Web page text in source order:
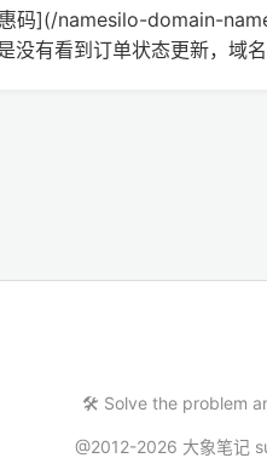
码](/namesilo-domain-
没有看到订单状态更新，域名
🛠️ Solve the problem
@2012-2026 大象笔记